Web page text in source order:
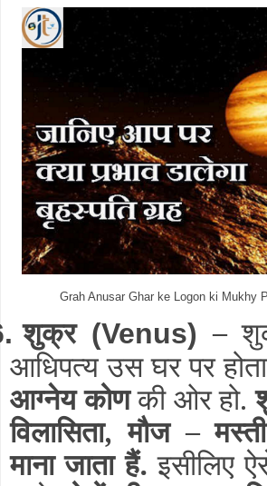
Grah Anusar Ghar ke Logon ki Mukhy
शुक्र (Venus)–
आधिपत्य उस घर पर
आग्नेय कोणकी ओर हो.
विलासिता, मौज –
माना जाता हैं. इसीलिए